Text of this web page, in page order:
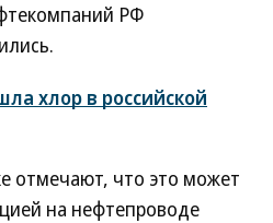
РФ
хлор в российской
отмечают, что это может
на нефтепроводе